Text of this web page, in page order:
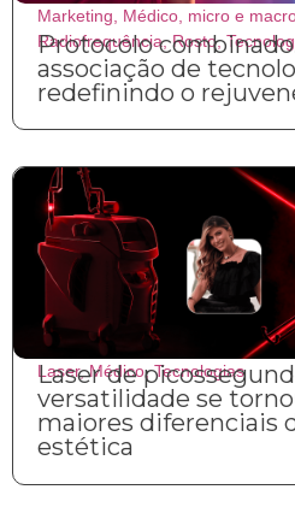
Marketing Médico micro e
Radiofrequência,Rosto,
Protocolo
associação de
redefinindo o
Laser,Médico,Tecnologias
Laser de
versatilidade se
maiores diferenciais
estética